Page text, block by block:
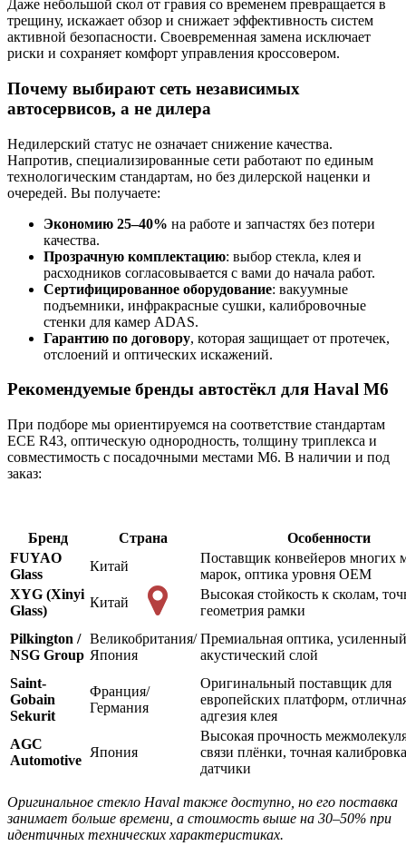
Даже небольшой скол от гравия со временем превращается в
трещину, искажает обзор и снижает эффективность систем
активной безопасности. Своевременная замена исключает
риски и сохраняет комфорт управления кроссовером.
Почему выбирают сеть независимых
автосервисов, а не дилера
Недилерский статус не означает снижение качества.
Напротив, специализированные сети работают по единым
технологическим стандартам, но без дилерской наценки и
очередей. Вы получаете:
Экономию 25–40% на работе и запчастях без потери
качества.
Прозрачную комплектацию: выбор стекла, клея и
расходников согласовывается с вами до начала работ.
Сертифицированное оборудование: вакуумные
подъемники, инфракрасные сушки, калибровочные
стенки для камер ADAS.
Гарантию по договору, которая защищает от протечек,
отслоений и оптических искажений.
Рекомендуемые бренды автостёкл для Haval M6
При подборе мы ориентируемся на соответствие стандартам
ECE R43, оптическую однородность, толщину триплекса и
совместимость с посадочными местами M6. В наличии и под
заказ:
Бренд Страна
Особенности
FUYAO
Glass
Китай
Поставщик конвейеров многих
марок, оптика уровня OEM
XYG (Xinyi
Glass)
Китай
Высокая стойкость к сколам,
геометрия рамки
Pilkington /
NSG Group
Великобритания/
Япония
Премиальная оптика, усиленный
акустический слой
Saint-
Gobain
Sekurit
Франция/
Германия
Оригинальный поставщик для
европейских платформ,
адгезия клея
AGC
Automotive
Япония
Высокая прочность
связи плёнки, точная
датчики
Оригинальное стекло Haval также доступно, но его поставка
занимает больше времени, а стоимость выше на 30–50% при
идентичных технических характеристиках.